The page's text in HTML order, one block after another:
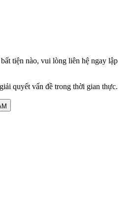
tiện nào, vui lòng liên hệ ngay lập
quyết vấn đề trong thời gian thực.